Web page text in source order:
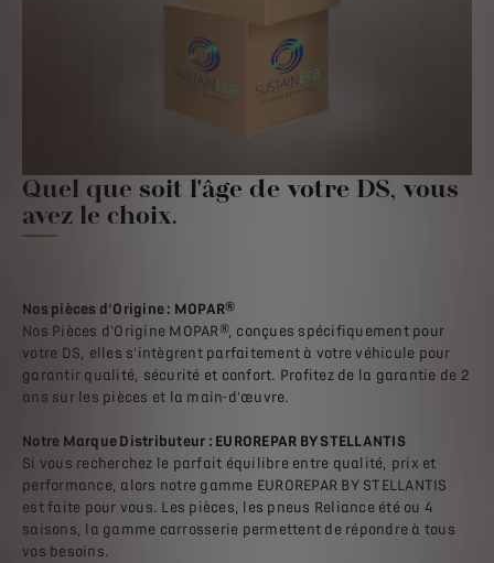
Quel que soit l'âge de votre DS, vous
avez le choix.
Nos pièces d'Origine : MOPAR®
Nos Pièces d'Origine MOPAR®, conçues spécifiquement pour
votre DS, elles s'intègrent parfaitement à votre véhicule pour
garantir qualité, sécurité et confort. Profitez de la garantie de 2
ans sur les pièces et la main-d'œuvre.
Notre Marque Distributeur : EUROREPAR BY STELLANTIS
Si vous recherchez le parfait équilibre entre qualité, prix et
performance, alors notre gamme EUROREPAR BY STELLANTIS
est faite pour vous. Les pièces, les pneus Reliance été ou 4
saisons, la gamme carrosserie permettent de répondre à tous
vos besoins.